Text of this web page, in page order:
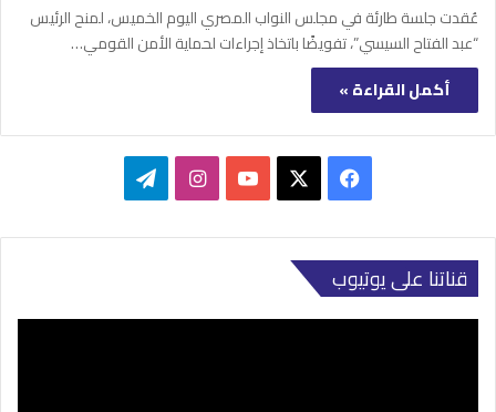
عُقدت جلسة طارئة في مجلس النواب المصري اليوم الخميس، لمنح الرئيس
“عبد الفتاح السيسي”، تفويضًا باتخاذ إجراءات لحماية الأمن القومي…
أكمل القراءة »
فيسبوك ‫YouTubeانستقرامتيلقرام
قناتنا على يوتيوب